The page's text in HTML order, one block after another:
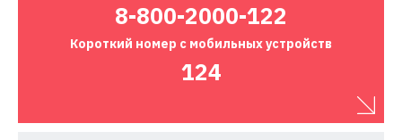
8-800-2000-122
Короткий номер с мобильных устройств
124